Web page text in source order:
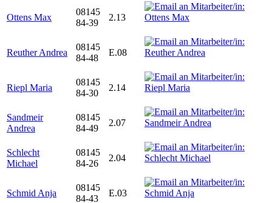
Ottens Max
08145
84-39
2.13
Reuther Andrea
08145
84-48
E.08
Riepl Maria
08145
84-30
2.14
Sandmeir
Andrea
08145
84-49
2.07
Schlecht
Michael
08145
84-26
2.04
Schmid Anja
08145
84-43
E.03